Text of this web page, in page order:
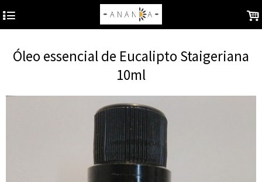
4 .
Óleo essencial de Eucalipto Staigeriana
10ml